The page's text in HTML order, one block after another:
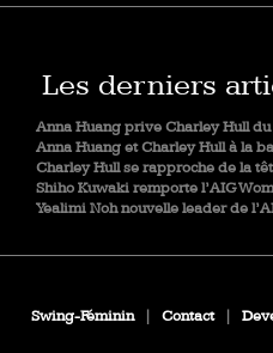
Les derniers
Anna Huang prive Charley Hull
Anna Huang et Charley Hull à la
Charley Hull se rapproche de la
Shiho Kuwaki remporte l’AIG
Yealimi Noh nouvelle leader de
Swing-Féminin Contact